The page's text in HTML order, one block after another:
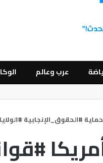
عرب وعالم
#الحقوق_الإنجابية